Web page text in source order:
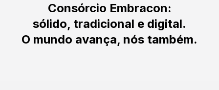
Consórcio Embracon:
sólido, tradicional e digital.
O mundo avança, nós também.